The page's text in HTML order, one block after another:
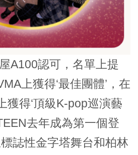
A100認可，名單上提
上獲得‘最佳團體’，在
獲得‘頂級K-pop巡演藝
去年成為第一個登
誌性金字塔舞台和柏林